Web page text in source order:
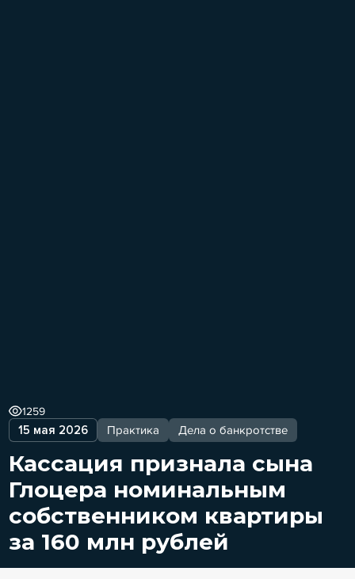
15 мая 2026 Практика Дела о банкротстве
1259
Кассация признала сына
Глоцера номинальным
собственником квартиры
за 160 млн рублей